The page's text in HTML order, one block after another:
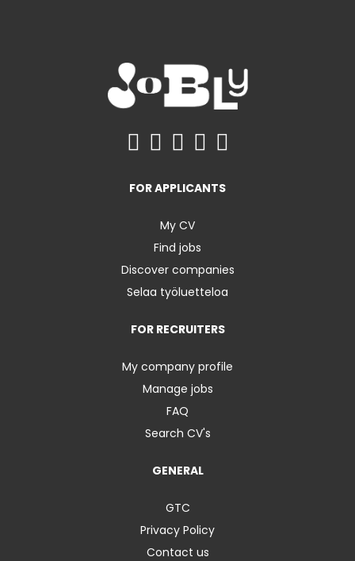
FOR APPLICANTS
My CV
Find jobs
Discover companies
Selaa työluetteloa
FOR RECRUITERS
My company profile
Manage jobs
FAQ
Search CV's
GENERAL
GTC
Privacy Policy
Contact us